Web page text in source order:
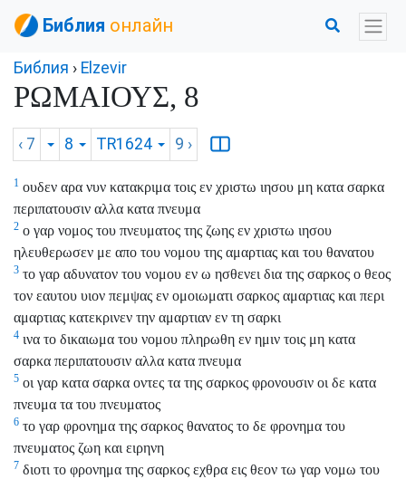
Библия онлайн
Библия › Elzevir
ΡΩΜΑΙΟΥΣ, 8
‹ 7 8 TR1624 9 ›
1 ουδεν αρα νυν κατακριμα τοις εν χριστω ιησου μη κατα σαρκα
περιπατουσιν αλλα κατα πνευμα
2 ο γαρ νομος του πνευματος της ζωης εν χριστω ιησου
ηλευθερωσεν με απο του νομου της αμαρτιας και του θανατου
3 το γαρ αδυνατον του νομου εν ω ησθενει δια της σαρκος ο θεος
τον εαυτου υιον πεμψας εν ομοιωματι σαρκος αμαρτιας και περι
αμαρτιας κατεκρινεν την αμαρτιαν εν τη σαρκι
4 ινα το δικαιωμα του νομου πληρωθη εν ημιν τοις μη κατα
σαρκα περιπατουσιν αλλα κατα πνευμα
5 οι γαρ κατα σαρκα οντες τα της σαρκος φρονουσιν οι δε κατα
πνευμα τα του πνευματος
6 το γαρ φρονημα της σαρκος θανατος το δε φρονημα του
πνευματος ζωη και ειρηνη
7 διοτι το φρονημα της σαρκος εχθρα εις θεον τω γαρ νομω του